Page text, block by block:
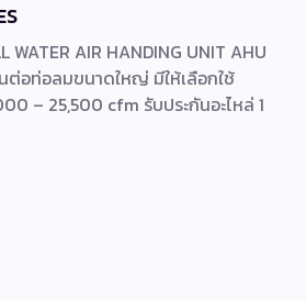
WATER AIR HANDING UNIT AHU
ต่อท่อลมขนาดใหญ่ มีให้เลือกใช้
– 25,500 cfm รับประกันอะไหล่ 1